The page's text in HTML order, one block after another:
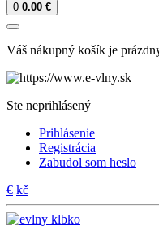
0 0.00 €
Váš nákupný košík je
Ste neprihlásený
Prihlásenie
Registrácia
Zabudol som heslo
€ kč